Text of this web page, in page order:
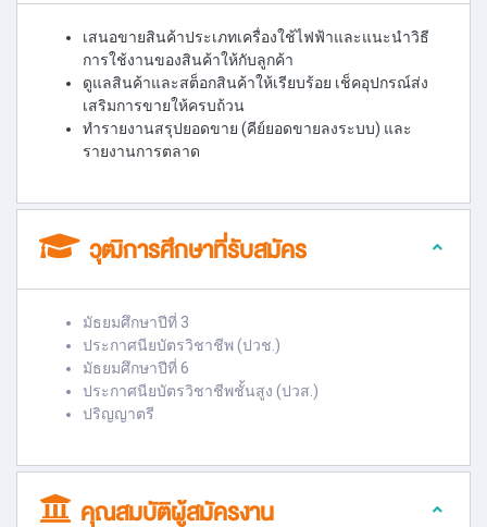
เสนอขายสินค้าประเภทเครื่องใช้ไฟฟ้าและแนะนำวิธี
การใช้งานของสินค้าให้กับลูกค้า
ดูแลสินค้าและสต็อกสินค้าให้เรียบร้อย เช็คอุปกรณ์ส่ง
เสริมการขายให้ครบถ้วน
ทำรายงานสรุปยอดขาย (คีย์ยอดขายลงระบบ) และ
รายงานการตลาด
วุฒิการศึกษาที่รับสมัคร
มัธยมศึกษาปีที่ 3
ประกาศนียบัตรวิชาชีพ (ปวช.)
มัธยมศึกษาปีที่ 6
ประกาศนียบัตรวิชาชีพชั้นสูง (ปวส.)
ปริญญาตรี
คุณสมบัติผู้สมัครงาน